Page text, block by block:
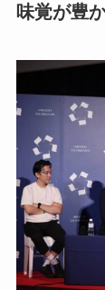
味覚が豊